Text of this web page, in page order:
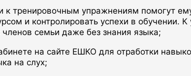
к тренировочным упражнениям помогут
и контролировать успехи в обучении.
семьи даже без знания языка;
на сайте ЕШКО для отработки
на слух;